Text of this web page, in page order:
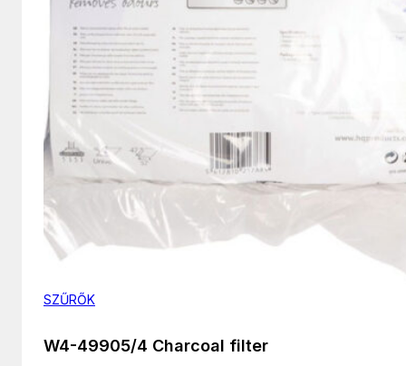
SZŰRŐK
W4-49905/4 Charcoal filter